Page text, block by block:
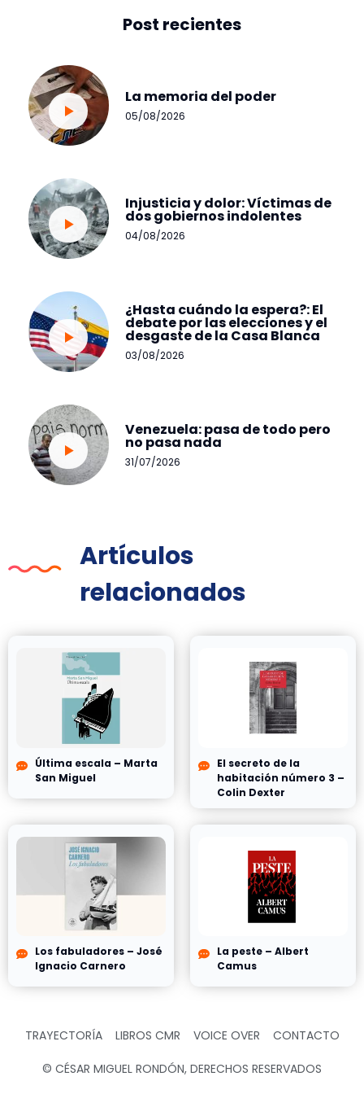
Post recientes
La memoria del poder
05/08/2026
Injusticia y dolor: Víctimas de
dos gobiernos indolentes
04/08/2026
¿Hasta cuándo la espera?: El
debate por las elecciones y el
desgaste de la Casa Blanca
03/08/2026
Venezuela: pasa de todo pero
no pasa nada
31/07/2026
Artículos
relacionados
Última escala – Marta
San Miguel
El secreto de la
habitación número 3 –
Colin Dexter
Los fabuladores – José
Ignacio Carnero
La peste – Albert
Camus
TRAYECTORÍA LIBROS CMR VOICE OVER CONTACTO
© CÉSAR MIGUEL RONDÓN, DERECHOS RESERVADOS